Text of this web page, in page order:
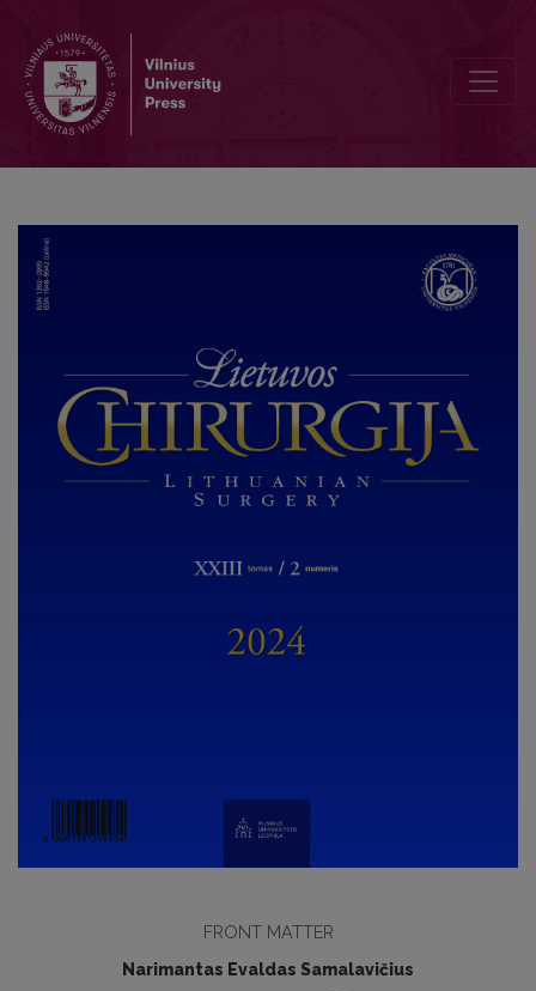
FRONT MATTER
Narimantas Evaldas Samalavičius